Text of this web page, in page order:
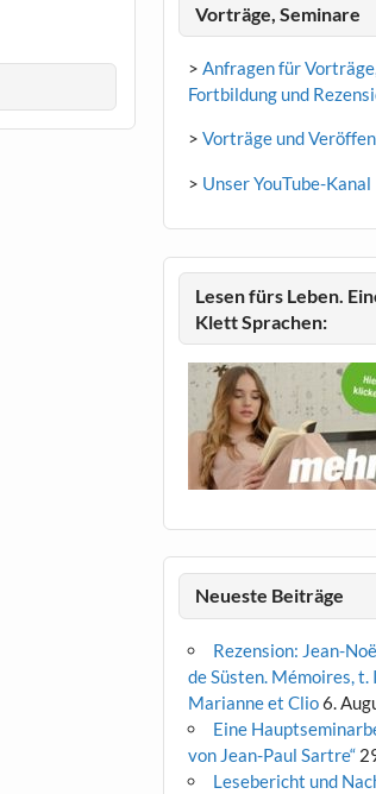
Vorträge, Seminare
> Anfragen für
Fortbildung und
> Vorträge und
> Unser YouTube-Kanal
Lesen fürs Leben.
Klett Sprachen:
Neueste Beiträge
Rezension: Jean-
de Süsten. Mémoires,
Marianne et Clio6.
Eine
von Jean-Paul Sartre“
Lesebericht und